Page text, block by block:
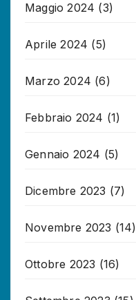
Maggio 2024 (3)
Aprile 2024 (5)
Marzo 2024 (6)
Febbraio 2024 (1)
Gennaio 2024 (5)
Dicembre 2023 (7)
Novembre 2023 (14)
Ottobre 2023 (16)